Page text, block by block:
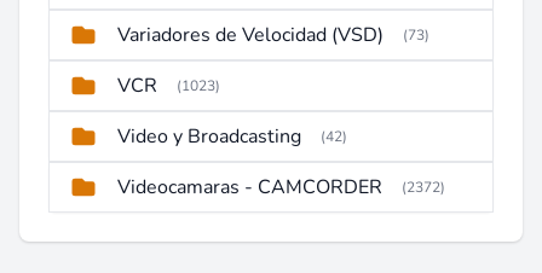
Variadores de Velocidad (VSD) (73)
VCR (1023)
Video y Broadcasting (42)
Videocamaras - CAMCORDER (2372)